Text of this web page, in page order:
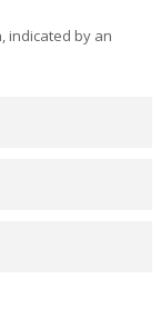
indicated by an